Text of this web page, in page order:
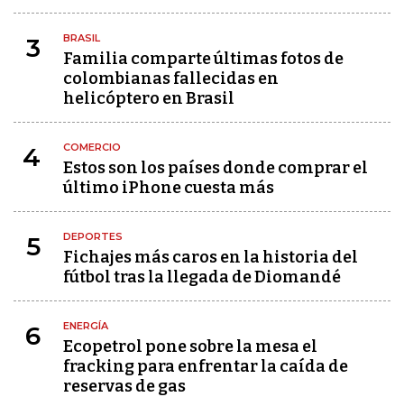
3 BRASIL
Familia comparte últimas fotos de
colombianas fallecidas en
helicóptero en Brasil
4 COMERCIO
Estos son los países donde comprar el
último iPhone cuesta más
5 DEPORTES
Fichajes más caros en la historia del
fútbol tras la llegada de Diomandé
6 ENERGÍA
Ecopetrol pone sobre la mesa el
fracking para enfrentar la caída de
reservas de gas